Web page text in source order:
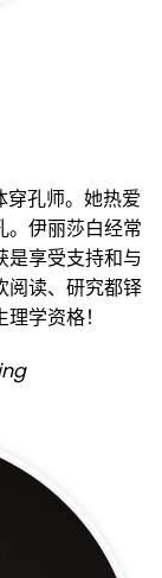
孔师。她热爱
。伊丽莎白经常
是享受支持和与
阅读、研究都铎
学资格！